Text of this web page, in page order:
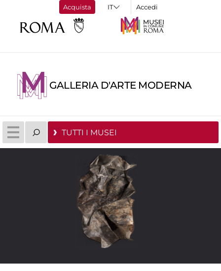
Acquista Accedi
GALLERIA D'ARTE MODERNA
TUTTI I MUSEI